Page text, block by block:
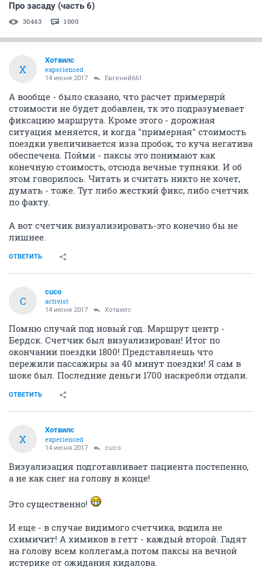
Про засаду (часть 6)
30443 1000
Х
Хотвилс
experienced
14 июня 2017 Евгений661
А вообще - было сказано, что расчет примернрй
стоимости не будет добавлен, тк это подразумевает
фиксацию маршрута. Кроме этого - дорожная
ситуация меняется, и когда "примерная" стоимость
поездки увеличивается изза пробок, то куча негатива
обеспечена. Пойми - паксы это понимают как
конечную стоимость, отсюда вечные тупняки. И об
этом говорилось. Читать и считать никто не хочет,
думать - тоже. Тут либо жесткий фикс, либо счетчик
по факту.
А вот счетчик визуализировать-это конечно бы не
лишнее.
ОТВЕТИТЬ
C
cuco
activist
14 июня 2017 Хотвилс
Помню случай под новый год. Маршрут центр -
Бердск. Счетчик был визуализирован! Итог по
окончании поездки 1800! Представляешь что
пережили пассажиры за 40 минут поездки! Я сам в
шоке был. Последние деньги 1700 наскребли отдали.
ОТВЕТИТЬ
Х
Хотвилс
experienced
14 июня 2017 cuco
Визуализация подготавливает пациента постепенно,
а не как снег на голову в конце!
Это существенно!
И еще - в случае видимого счетчика, водила не
схимичит! А химиков в гетт - каждый второй. Гадят
на голову всем коллегам,а потом паксы на вечной
истерике от ожидания кидалова.